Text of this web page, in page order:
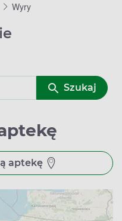
Wyry
Szukaj
aptekę